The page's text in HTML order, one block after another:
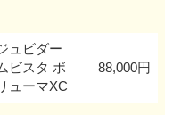
ュビダー
ビスタ ボ
ューマXC
88,000円